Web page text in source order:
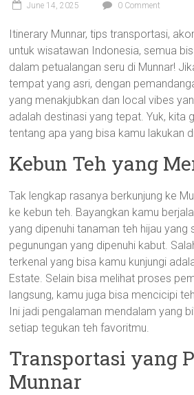
June 14, 2025 0 Comment
Itinerary Munnar, tips transportasi,
untuk wisatawan Indonesia, semua
dalam petualangan seru di Munnar!
tempat yang asri, dengan
yang menakjubkan dan local vibes
adalah destinasi yang tepat. Yuk, kita
tentang apa yang bisa kamu lakukan
Kebun Teh yang
Tak lengkap rasanya berkunjung ke
ke kebun teh. Bayangkan kamu
yang dipenuhi tanaman teh hijau yang
pegunungan yang dipenuhi kabut.
terkenal yang bisa kamu kunjungi
Estate. Selain bisa melihat proses
langsung, kamu juga bisa mencicipi
Ini jadi pengalaman mendalam yang
setiap tegukan teh favoritmu.
Transportasi yang
Munnar